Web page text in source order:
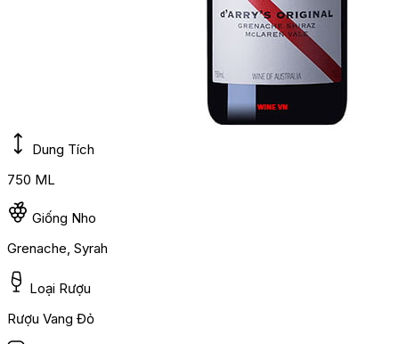
Dung Tích
750 ML
Giống Nho
Grenache, Syrah
Loại Rượu
Rượu Vang Đỏ